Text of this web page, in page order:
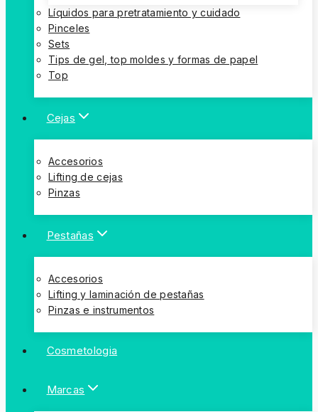
Líquidos para pretratamiento y cuidado
Pinceles
Sets
Tips de gel, top moldes y formas de papel
Top
Cejas
Accesorios
Lifting de cejas
Pinzas
Pestañas
Accesorios
Lifting y laminación de pestañas
Pinzas e instrumentos
Cosmetologia
Marcas